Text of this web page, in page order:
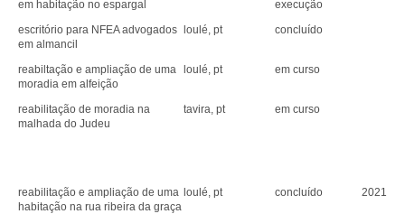
em habitação no espargal
execução
escritório para NFEA advogados
em almancil
loulé, pt concluído
reabiltação e ampliação de uma
moradia em alfeição
loulé, pt em curso
reabilitação de moradia na
malhada do Judeu
tavira, pt em curso
reabilitação e ampliação de uma
habitação na rua ribeira da graça
loulé, pt concluído 2021